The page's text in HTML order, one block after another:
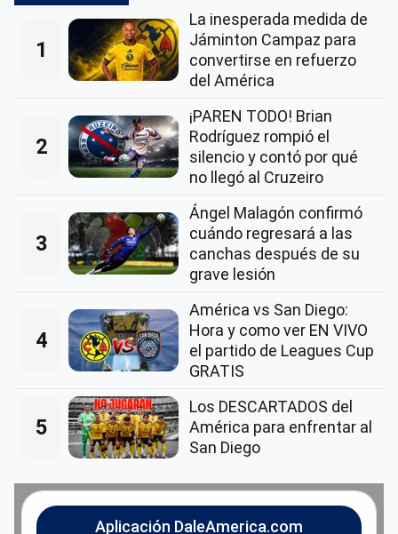
1
La inesperada medida de
Jáminton Campaz para
convertirse en refuerzo
del América
2
¡PAREN TODO! Brian
Rodríguez rompió el
silencio y contó por qué
no llegó al Cruzeiro
3
Ángel Malagón confirmó
cuándo regresará a las
canchas después de su
grave lesión
4
América vs San Diego:
Hora y como ver EN VIVO
el partido de Leagues Cup
GRATIS
5
Los DESCARTADOS del
América para enfrentar al
San Diego
Aplicación DaleAmerica.com